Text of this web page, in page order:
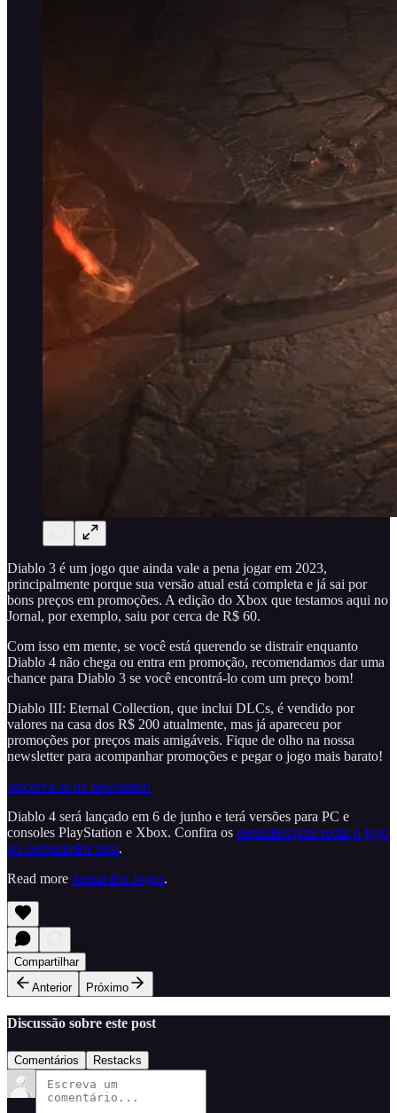
Diablo 3 é um jogo que ainda vale a pena jogar em 2023,
principalmente porque sua versão atual está completa e já sai por
bons preços em promoções. A edição do Xbox que testamos aqui no
Jornal, por exemplo, saiu por cerca de R$ 60.
Com isso em mente, se você está querendo se distrair enquanto
Diablo 4 não chega ou entra em promoção, recomendamos dar uma
chance para Diablo 3 se você encontrá-lo com um preço bom!
Diablo III: Eternal Collection, que inclui DLCs, é vendido por
valores na casa dos R$ 200 atualmente, mas já apareceu por
promoções por preços mais amigáveis. Fique de olho na nossa
newsletter para acompanhar promoções e pegar o jogo mais barato!
Inscreva-se na newsletter!
Diablo 4 será lançado em 6 de junho e terá versões para PC e
consoles PlayStation e Xbox. Confira os requisitos para rodar o jogo
no computador aqui.
Read more Jornal dos Jogos.
Compartilhar
Anterior
Próximo
Discussão sobre este post
Comentários Restacks